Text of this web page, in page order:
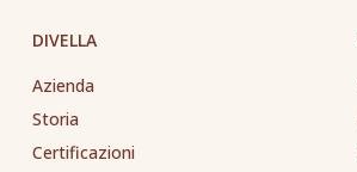
DIVELLA
Azienda
Storia
Certificazioni